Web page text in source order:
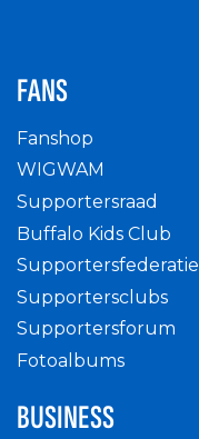
FANS
Fanshop
WIGWAM
Supportersraad
Buffalo Kids Club
Supportersfederatie
Supportersclubs
Supportersforum
Fotoalbums
BUSINESS